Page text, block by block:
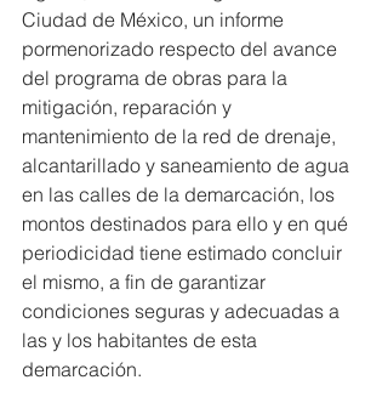
Ciudad de México, un informe
pormenorizado respecto del avance
del programa de obras para la
mitigación, reparación y
mantenimiento de la red de drenaje,
alcantarillado y saneamiento de agua
en las calles de la demarcación, los
montos destinados para ello y en qué
periodicidad tiene estimado concluir
el mismo, a fin de garantizar
condiciones seguras y adecuadas a
las y los habitantes de esta
demarcación.